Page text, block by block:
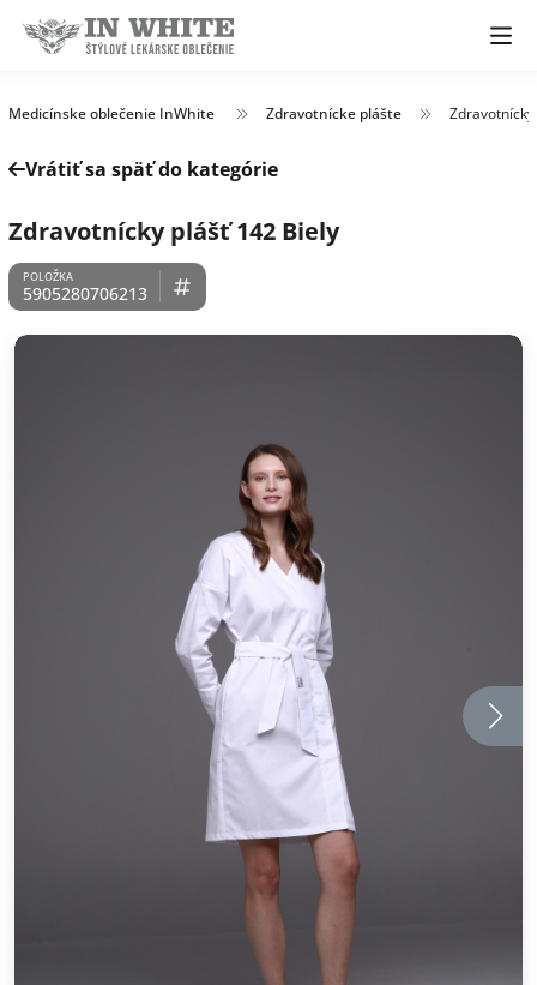
Medicínske oblečenie InWhite Zdravotnícke plášte
Vrátiť sa späť do kategórie
Zdravotnícky plášť 142 Biely
5905280706213